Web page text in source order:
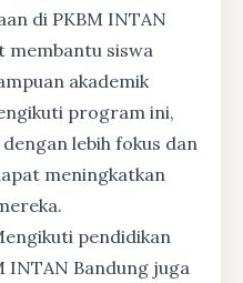
di PKBM INTAN
membantu siswa
akademik
program ini,
lebih fokus dan
meningkatkan
pendidikan
INTAN Bandung juga